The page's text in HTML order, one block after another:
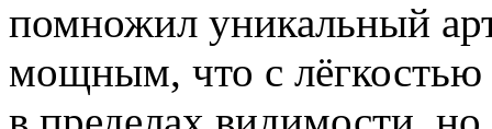
помножил уникальный
мощным, что с лёгкостью